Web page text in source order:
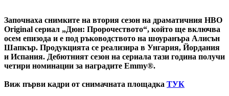
Започнаха снимките на втория сезон на драматичния HBO
Original сериал „Дюн: Пророчеството“, който ще включва
осем епизода и е под ръководството на шоуранъра Алисън
Шапкър. Продукцията се реализира в Унгария, Йордания
и Испания. Дебютният сезон на сериала тази година получи
четири номинации за наградите Emmy®.
Виж първи кадри от снимачната площадка ТУК